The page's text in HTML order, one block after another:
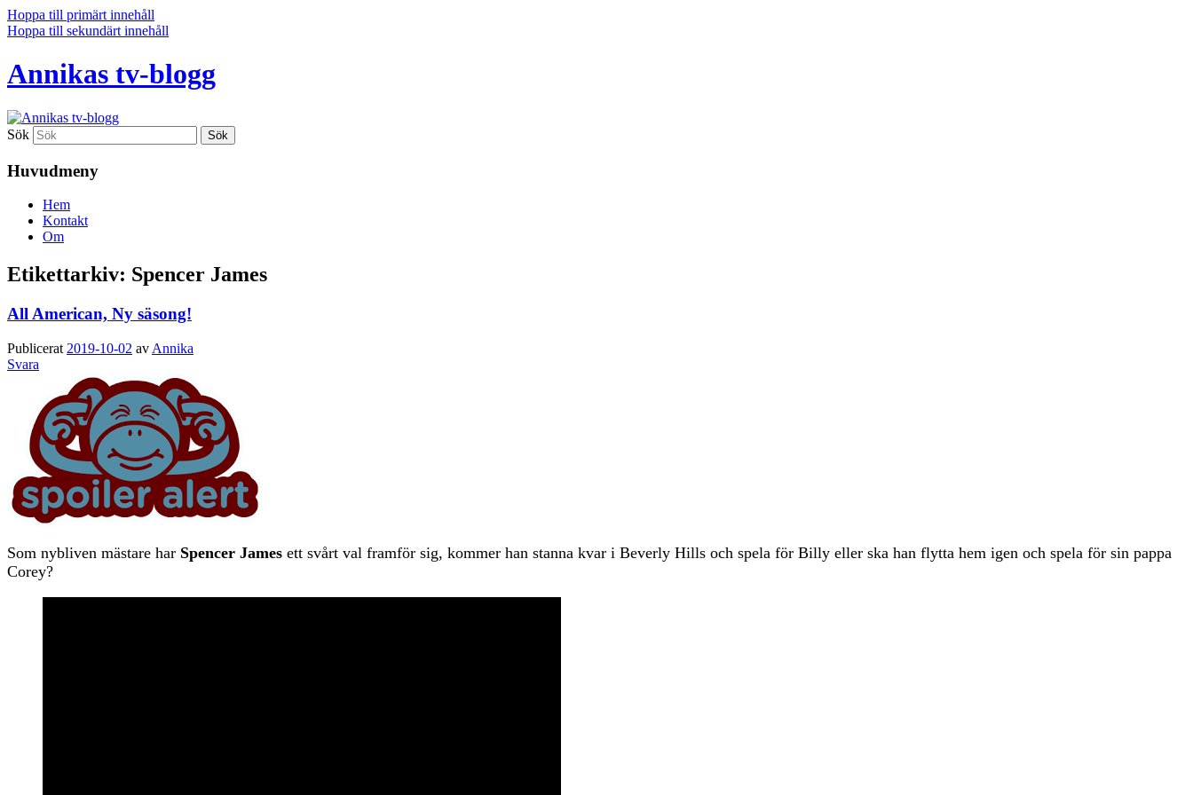
Hoppa till primärt innehåll
Hoppa till sekundärt innehåll
Annikas tv-blogg
Sök
Huvudmeny
Hem
Kontakt
Om
Etikettarkiv: Spencer James
All American, Ny säsong!
Publicerat 2019-10-02 av Annika
Svara
Som nybliven mästare har Spencer James ett svårt val framför sig, kommer han stanna kvar i Beverly Hills och spela för Billy eller ska han flytta hem igen och spela för sin pappa
Corey?